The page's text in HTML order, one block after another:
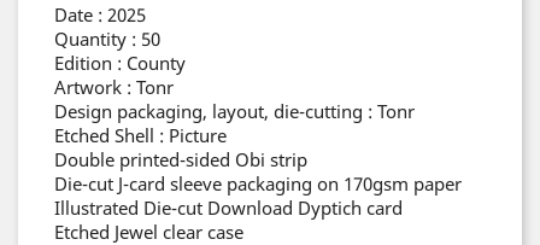
Date : 2025
Quantity : 50
Edition : County
Artwork : Tonr
Design packaging, layout, die-cutting : Tonr
Etched Shell : Picture
Double printed-sided Obi strip
Die-cut J-card sleeve packaging on 170gsm paper
Illustrated Die-cut Download Dyptich card
Etched Jewel clear case